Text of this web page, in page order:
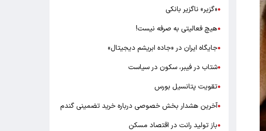
●«گزیر» ناگزیر بانکی
●هیچ فعالیتی به صرفه نیست!
●جایگاه ایران در «جاده ابریشم دیجیتال»
●شتاب در فیبر، سکون در سیاست
●تقویت پتانسیل بورس
●آخرین هشدار بخش خصوصی درباره خرید تضمینی گندم
●باز تولید رانت در اقتصاد مسکن